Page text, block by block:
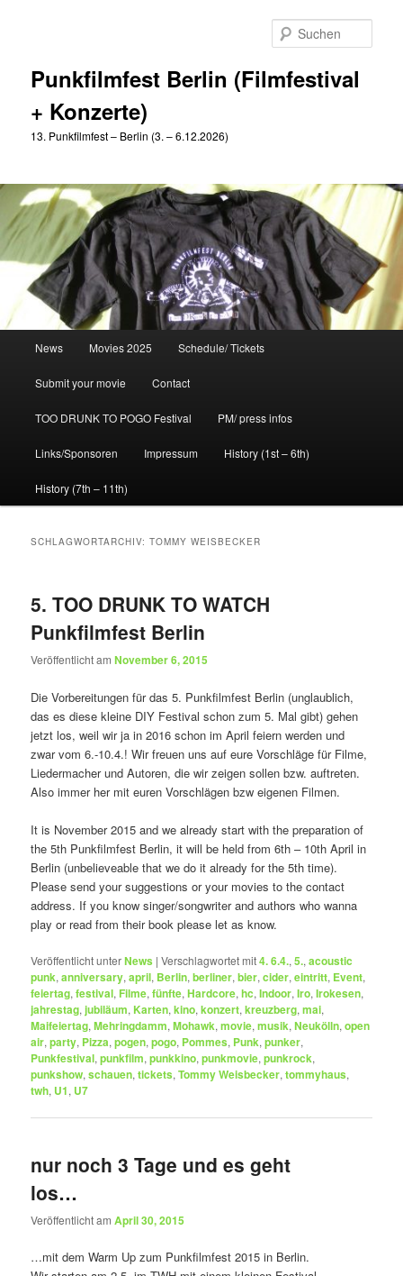
Punkfilmfest Berlin (Filmfestival
+ Konzerte)
13. Punkfilmfest – Berlin (3. – 6.12.2026)
News Movies 2025 Schedule/ Tickets
Submit your movie Contact
TOO DRUNK TO POGO Festival PM/ press infos
Links/Sponsoren Impressum History (1st – 6th)
History (7th – 11th)
SCHLAGWORTARCHIV:TOMMY WEISBECKER
5. TOO DRUNK TO WATCH
Punkfilmfest Berlin
Veröffentlicht amNovember 6, 2015
Die Vorbereitungen für das 5. Punkfilmfest Berlin (unglaublich,
das es diese kleine DIY Festival schon zum 5. Mal gibt) gehen
jetzt los, weil wir ja in 2016 schon im April feiern werden und
zwar vom 6.-10.4.! Wir freuen uns auf eure Vorschläge für Filme,
Liedermacher und Autoren, die wir zeigen sollen bzw. auftreten.
Also immer her mit euren Vorschlägen bzw eigenen Filmen.
It is November 2015 and we already start with the preparation of
the 5th Punkfilmfest Berlin, it will be held from 6th – 10th April in
Berlin (unbelieveable that we do it already for the 5th time).
Please send your suggestions or your movies to the contact
address. If you know singer/songwriter and authors who wanna
play or read from their book please let as know.
Veröffentlicht unterNews |Verschlagwortet mit4. 6.4.,5.,acoustic
punk,anniversary,april, Berlin,berliner,bier,cider,eintritt, Event,
feiertag,festival, Filme,fünfte,Hardcore,hc,Indoor,Iro,Irokesen,
jahrestag,jubiläum, Karten,kino,konzert,kreuzberg,mai,
Maifeiertag,Mehringdamm,Mohawk,movie,musik,Neukölln,open
air,party, Pizza,pogen,pogo, Pommes, Punk,punker,
Punkfestival,punkfilm,punkkino,punkmovie,punkrock,
punkshow,schauen,tickets,Tommy Weisbecker,tommyhaus,
twh, U1, U7
nur noch 3 Tage und es geht
los…
Veröffentlicht amApril 30, 2015
…mit dem Warm Up zum Punkfilmfest 2015 in Berlin.